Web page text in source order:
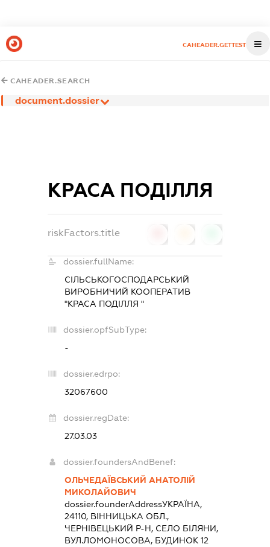
CAHEADER.GETTEST
CAHEADER.SEARCH
document.dossier
КРАСА ПОДІЛЛЯ
riskFactors.title
dossier.fullName:
СІЛЬСЬКОГОСПОДАРСЬКИЙ
ВИРОБНИЧИЙ КООПЕРАТИВ
"КРАСА ПОДІЛЛЯ "
dossier.opfSubType:
-
dossier.edrpo:
32067600
dossier.regDate:
27.03.03
dossier.foundersAndBenef:
ОЛЬЧЕДАЇВСЬКИЙ АНАТОЛІЙ
МИКОЛАЙОВИЧ
dossier.founderAddressУКРАЇНА,
24110, ВІННИЦЬКА ОБЛ.,
ЧЕРНІВЕЦЬКИЙ Р-Н, СЕЛО БІЛЯНИ,
ВУЛ.ЛОМОНОСОВА, БУДИНОК 12